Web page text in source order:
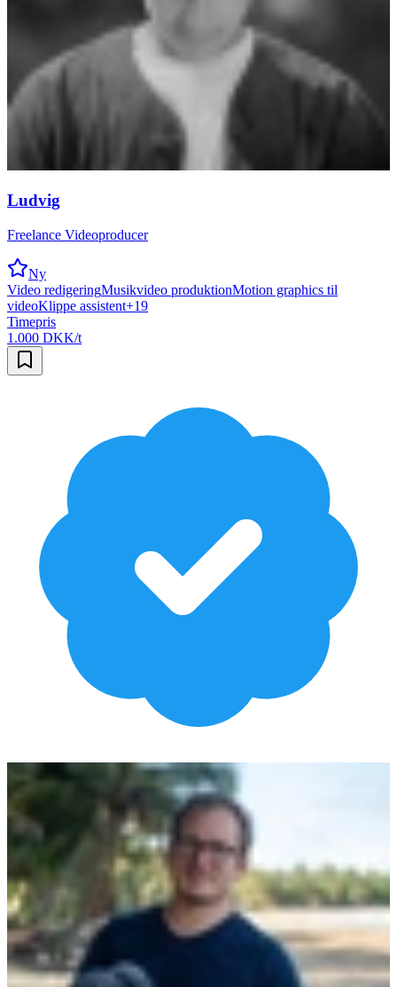
Ludvig
Freelance Videoproducer
Ny
Video redigeringMusikvideo produktionMotion graphics til
videoKlippe assistent+19
Timepris
1.000 DKK/t